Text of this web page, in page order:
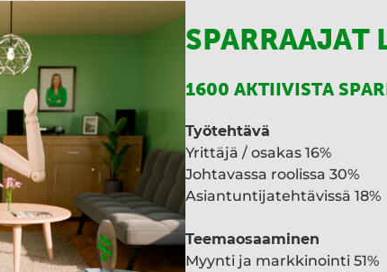
SPARRAAJAT
1600 AKTIIVISTA
Työtehtävä
Yrittäjä / osakas 16%
Johtavassa roolissa 30%
Asiantuntijatehtävissä 18%
Teemaosaaminen
Myynti ja markkinointi 51%